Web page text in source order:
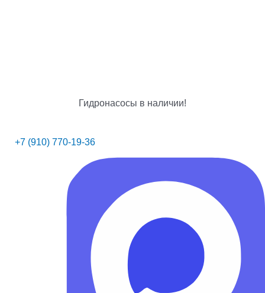
Гидронасосы в наличии!
+7 (910) 770-19-36